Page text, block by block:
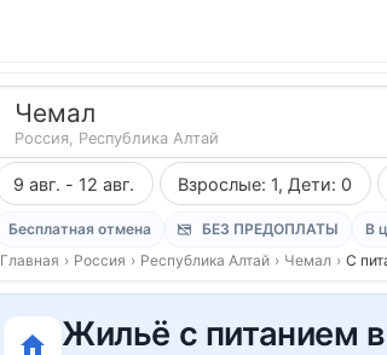
Чемал
Россия, Республика Алтай
9 авг. - 12 авг. Взрослые: 1, Дети: 0
Бесплатная отмена БЕЗ ПРЕДОПЛАТЫ В
Главная › Россия › Республика Алтай › Чемал › С
Жильё с питанием